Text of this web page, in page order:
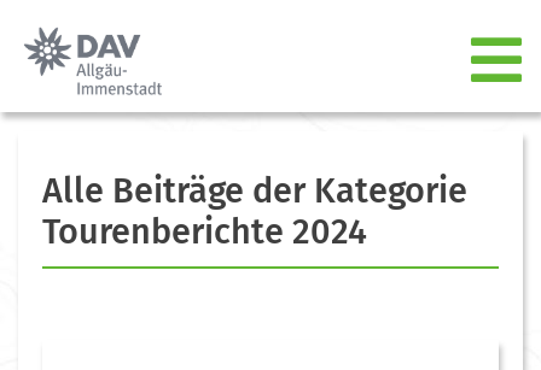
Alle Beiträge der Kategorie
Tourenberichte 2024